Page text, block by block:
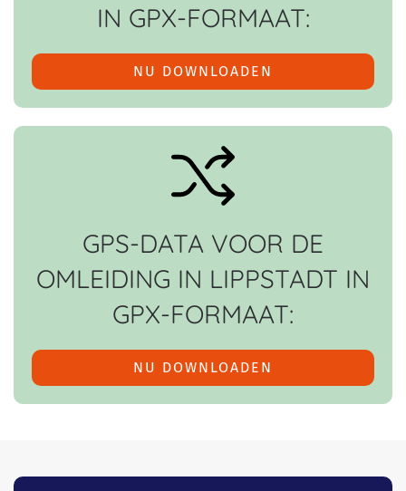
IN GPX-FORMAAT:
NU DOWNLOADEN
GPS-DATA VOOR DE
OMLEIDING IN LIPPSTADT IN
GPX-FORMAAT:
NU DOWNLOADEN